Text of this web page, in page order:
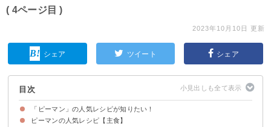
( 4ページ目 )
2023年10月10日 更新
シェア ツイート シェア
目次
「ピーマン」の人気レシピが知りたい！
ピーマンの人気レシピ【主食】